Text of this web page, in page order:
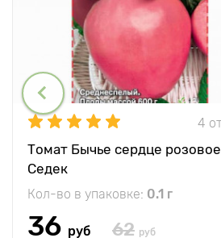
4
Томат Бычье сердце розовое
Седек
Кол-во в упаковке: 0.1 г
36 руб 62 руб